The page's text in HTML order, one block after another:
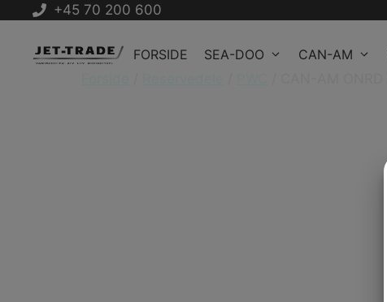
+45 70 200 600
BLOG
FORSIDE SEA-DOO CAN-AM